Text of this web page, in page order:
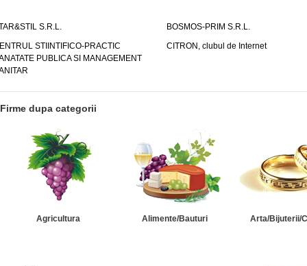
S.R.L.
BOSMOS-PRIM S.R.L.
STIINTIFICO-PRACTIC
PUBLICA SI MANAGEMENT
CITRON, clubul de Internet
Firme dupa categorii
Agricultura Alimente/Bauturi Arta/Bijuterii/